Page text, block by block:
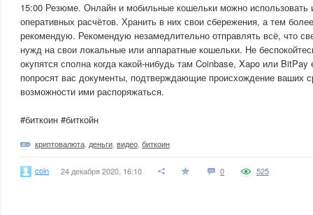
15:00 Резюме. Онлайн и мобильные кошельки можно использовать
оперативных расчётов. Хранить в них свои сбережения, а тем
рекомендую. Рекомендую незамедлительно отправлять всё, что
нужд на свои локальные или аппаратные кошельки. Не
окупятся сполна когда какой-нибудь там Coinbase, Xapo или
попросят вас документы, подтверждающие происхождение ваших
возможности ими распоряжаться.
#биткоин #биткойн
криптовалюта деньги видео биткоин
coin 24 декабря 2020, 16:10 0 525